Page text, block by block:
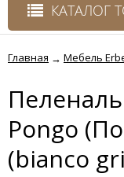
КАТАЛОГ
Главная → Мебель
Pongo
(bianco